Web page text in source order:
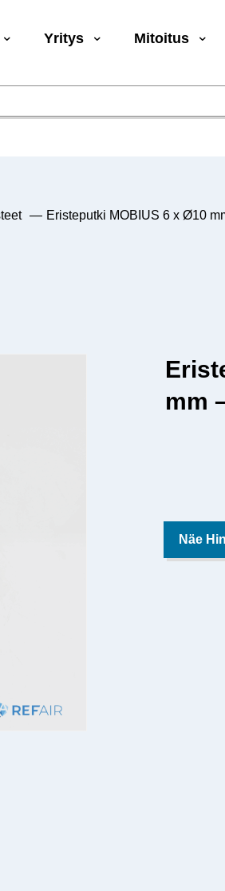
Yritys Mitoitus
— Eristeputki MOBIUS 6 x Ø10
mm
Näe